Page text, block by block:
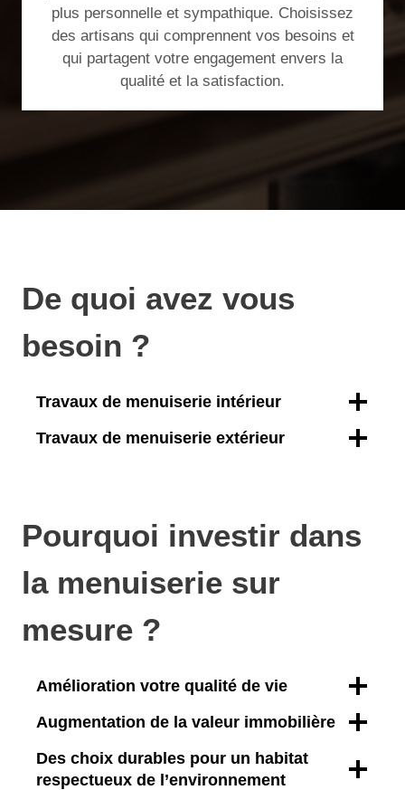
plus personnelle et sympathique. Choisissez
des artisans qui comprennent vos besoins et
qui partagent votre engagement envers la
qualité et la satisfaction.
De quoi avez vous
besoin ?
Travaux de menuiserie intérieur
Travaux de menuiserie extérieur
Pourquoi investir dans
la menuiserie sur
mesure ?
Amélioration votre qualité de vie
Augmentation de la valeur immobilière
Des choix durables pour un habitat
respectueux de l’environnement